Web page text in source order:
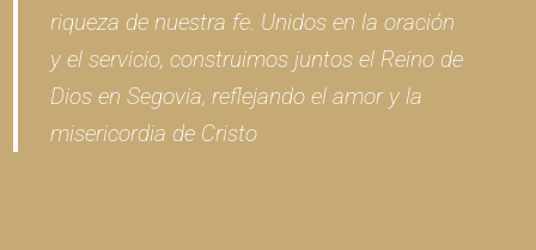
riqueza de nuestra fe. Unidos en la oración
y el servicio, construimos juntos el Reino de
Dios en Segovia, reflejando el amor y la
misericordia de Cristo